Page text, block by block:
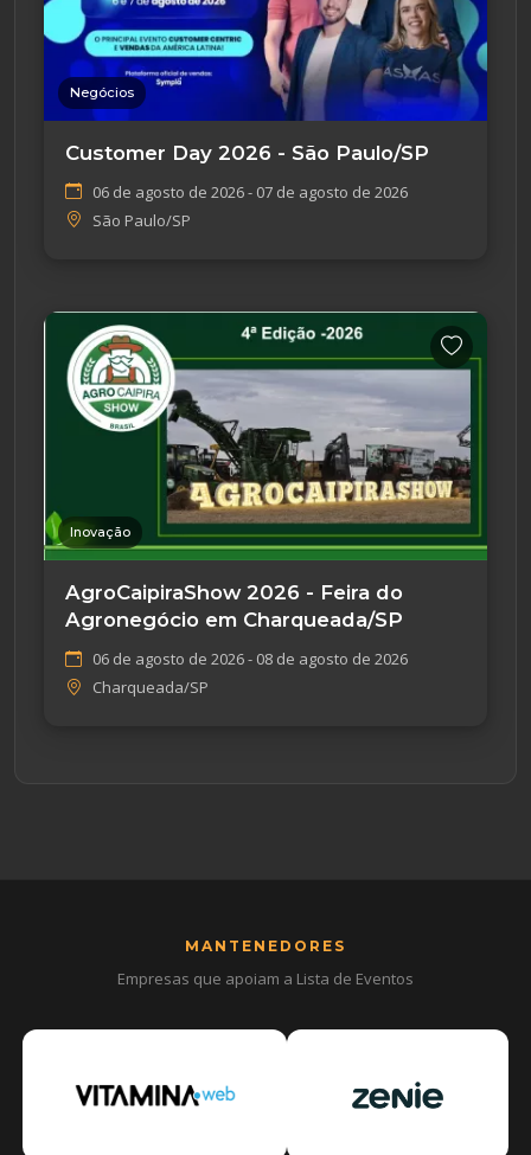
Negócios
Customer Day 2026 - São Paulo/SP
06 de agosto de 2026 - 07 de agosto de 2026
São Paulo/SP
Inovação
AgroCaipiraShow 2026 - Feira do
Agronegócio em Charqueada/SP
06 de agosto de 2026 - 08 de agosto de 2026
Charqueada/SP
MANTENEDORES
Empresas que apoiam a Lista de Eventos